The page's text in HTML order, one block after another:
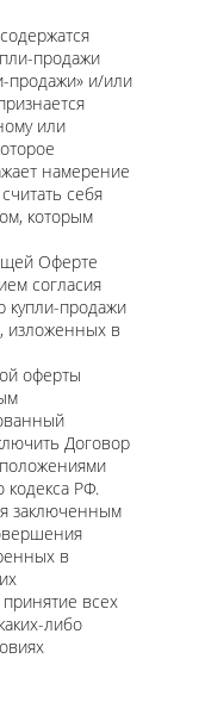
продажи
продажи» и/или
или
намерение
себя
которым
Оферте
согласия
купли-продажи
изложенных в
оферты
Договор
кодекса РФ.
заключенным
в
всех
либо